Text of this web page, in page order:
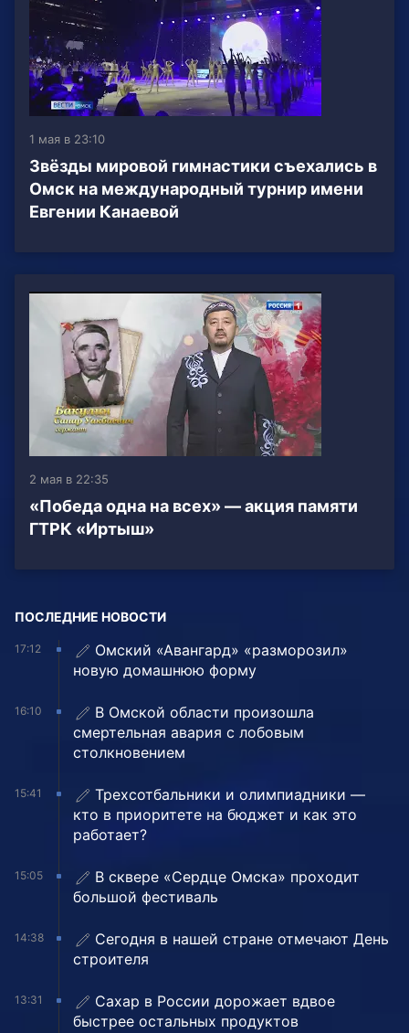
1 мая в 23:10
Звёзды мировой гимнастики съехались в
Омск на международный турнир имени
Евгении Канаевой
2 мая в 22:35
«Победа одна на всех» — акция памяти
ГТРК «Иртыш»
ПОСЛЕДНИЕ НОВОСТИ
17:12
Омский «Авангард» «разморозил»
новую домашнюю форму
16:10
В Омской области произошла
смертельная авария с лобовым
столкновением
15:41
Трехсотбальники и олимпиадники —
кто в приоритете на бюджет и как это
работает?
15:05
В сквере «Сердце Омска» проходит
большой фестиваль
14:38
Сегодня в нашей стране отмечают День
строителя
13:31
Сахар в России дорожает вдвое
быстрее остальных продуктов